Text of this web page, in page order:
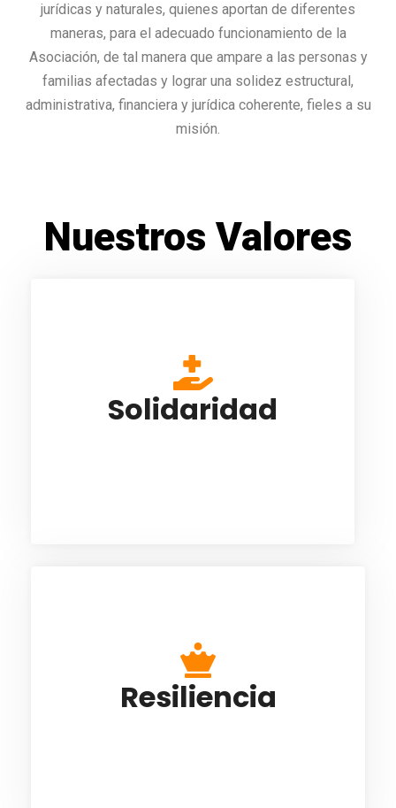
jurídicas y naturales, quienes aportan de diferentes
maneras, para el adecuado funcionamiento de la
Asociación, de tal manera que ampare a las personas y
familias afectadas y lograr una solidez estructural,
administrativa, financiera y jurídica coherente, fieles a su
misión.
Nuestros Valores
Solidaridad
personas cuando lo necesitan sin
esperar algo a cambio. Es un valor que
nos ayuda a ser conscientes de las
necesidades de otros y nos genera el
Resiliencia
A través de vivencias demostramos a los
demás cómo enfrentar y adaptarse bien a
la adversidad, con el fin de pensar en un